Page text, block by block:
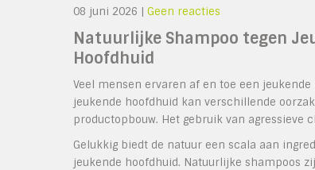
08 juni 2026 | Geen reacties
Natuurlijke Shampoo tegen
Hoofdhuid
Veel mensen ervaren af en toe een
jeukende hoofdhuid kan verschillende
productopbouw. Het gebruik van
Gelukkig biedt de natuur een scala aan
jeukende hoofdhuid. Natuurlijke shampoos